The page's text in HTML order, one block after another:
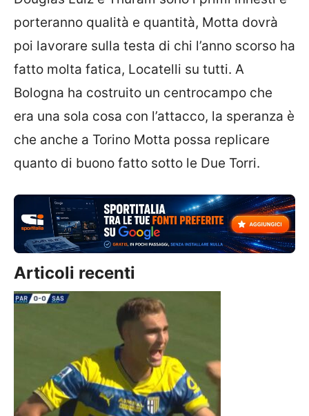
porteranno qualità e quantità, Motta dovrà
poi lavorare sulla testa di chi l’anno scorso ha
fatto molta fatica, Locatelli su tutti. A
Bologna ha costruito un centrocampo che
era una sola cosa con l’attacco, la speranza è
che anche a Torino Motta possa replicare
quanto di buono fatto sotto le Due Torri.
Articoli recenti